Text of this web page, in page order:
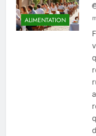
ALIMENTATION